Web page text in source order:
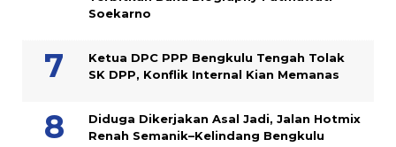
Soekarno
Ketua DPC PPP Bengkulu Tengah Tolak
SK DPP, Konflik Internal Kian Memanas
Diduga Dikerjakan Asal Jadi, Jalan Hotmix
Renah Semanik–Kelindang Bengkulu